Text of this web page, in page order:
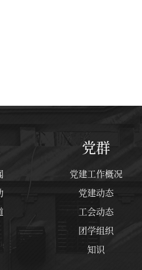
党群
党建工作概况
党建动态
工会动态
团学组织
知识